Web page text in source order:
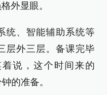
外显眼。
统、智能辅助系统等
层外三层。备课完毕
说，这个时间来的
的准备。